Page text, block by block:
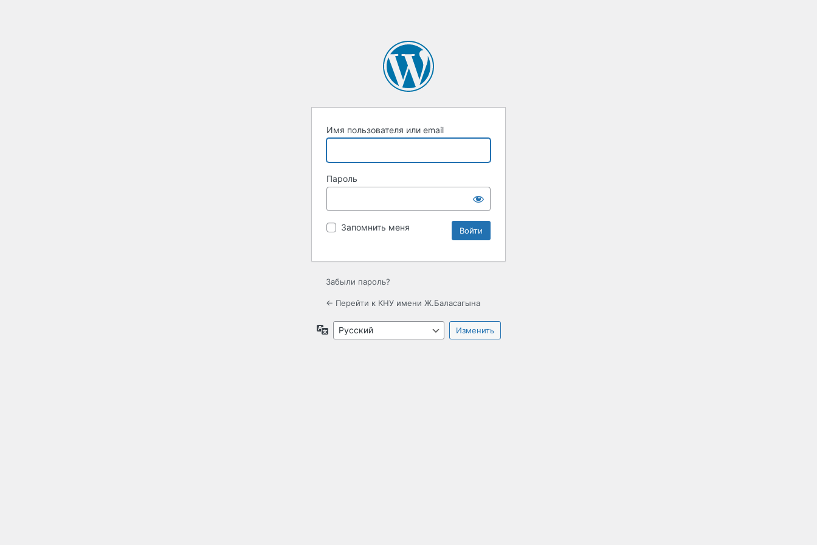
Имя пользователя или email
Пароль
Запомнить меня
Забыли пароль?
← Перейти к КНУ имени Ж.Баласагына
Язык